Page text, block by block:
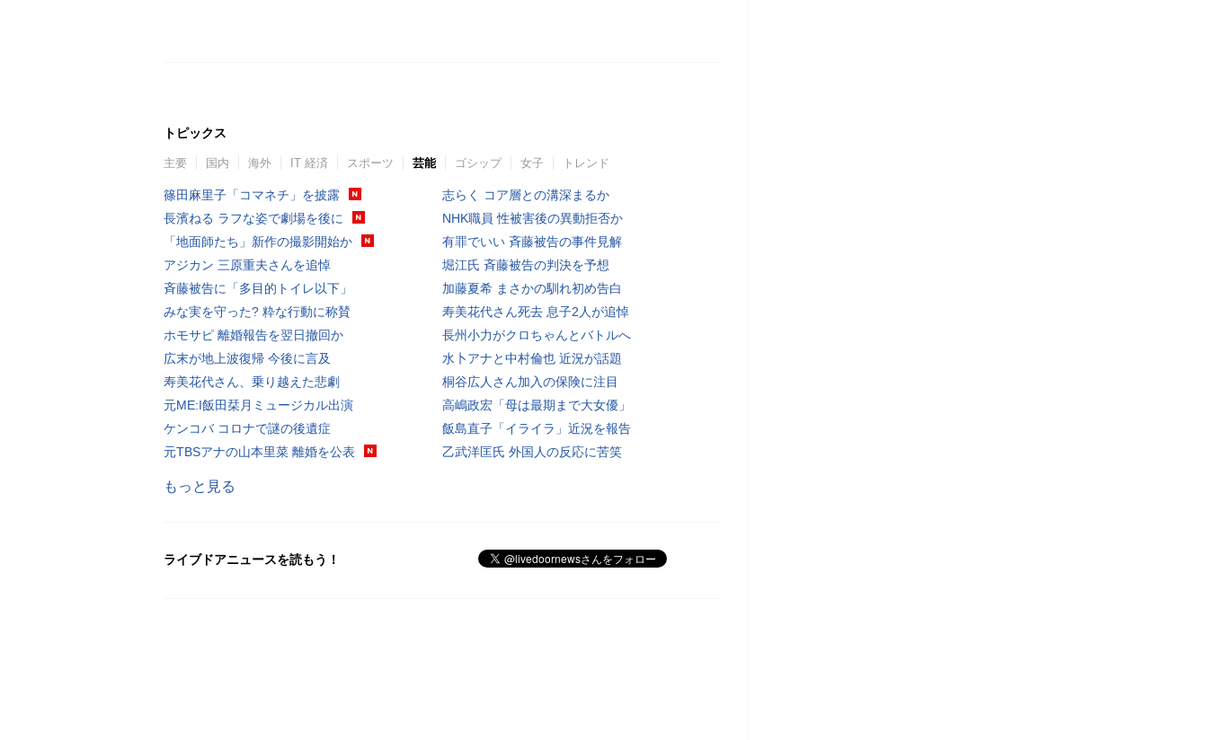
トピックス
主要 国内 海外 IT 経済 スポーツ 芸能 ゴシップ 女子 トレンド
篠田麻里子「コマネチ」を披露
長濱ねる ラフな姿で劇場を後に
「地面師たち」新作の撮影開始か
アジカン 三原重夫さんを追悼
斉藤被告に「多目的トイレ以下」
みな実を守った? 粋な行動に称賛
ホモサピ 離婚報告を翌日撤回か
広末が地上波復帰 今後に言及
寿美花代さん、乗り越えた悲劇
元ME:I飯田栞月ミュージカル出演
ケンコバ コロナで謎の後遺症
元TBSアナの山本里菜 離婚を公表
志らく コア層との溝深まるか
NHK職員 性被害後の異動拒否か
有罪でいい 斉藤被告の事件見解
堀江氏 斉藤被告の判決を予想
加藤夏希 まさかの馴れ初め告白
寿美花代さん死去 息子2人が追悼
長州小力がクロちゃんとバトルへ
水卜アナと中村倫也 近況が話題
桐谷広人さん加入の保険に注目
高嶋政宏「母は最期まで大女優」
飯島直子「イライラ」近況を報告
乙武洋匡氏 外国人の反応に苦笑
もっと見る
ライブドアニュースを読もう！